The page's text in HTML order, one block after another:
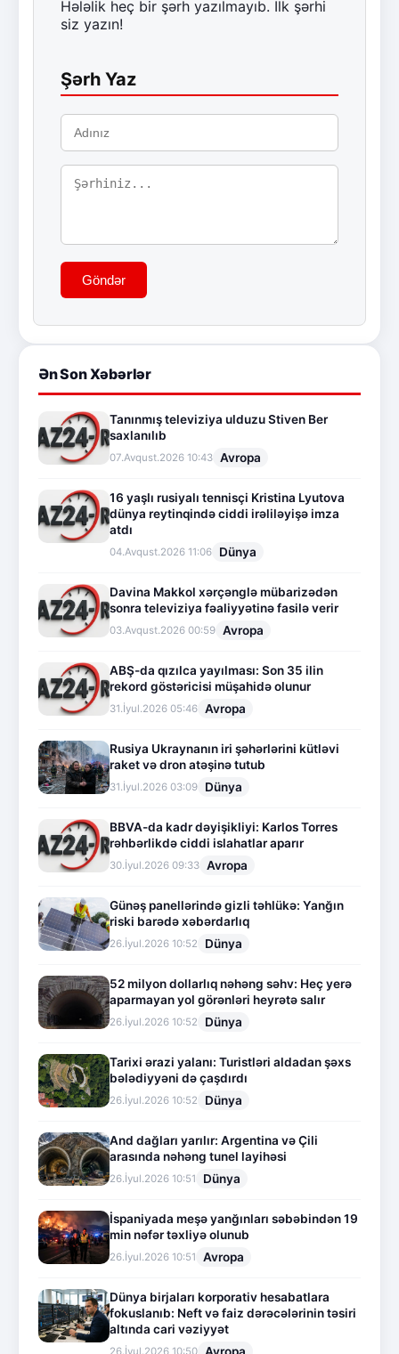
Hələlik heç bir şərh yazılmayıb. İlk şərhi
siz yazın!
Şərh Yaz
Göndər
Ən Son Xəbərlər
Tanınmış televiziya ulduzu Stiven Ber
saxlanılıb
07.Avqust.2026 10:43 Avropa
16 yaşlı rusiyalı tennisçi Kristina Lyutova
dünya reytinqində ciddi irəliləyişə imza
atdı
04.Avqust.2026 11:06 Dünya
Davina Makkol xərçənglə mübarizədən
sonra televiziya fəaliyyətinə fasilə verir
03.Avqust.2026 00:59 Avropa
ABŞ-da qızılca yayılması: Son 35 ilin
rekord göstəricisi müşahidə olunur
31.İyul.2026 05:46 Avropa
Rusiya Ukraynanın iri şəhərlərini kütləvi
raket və dron atəşinə tutub
31.İyul.2026 03:09 Dünya
BBVA-da kadr dəyişikliyi: Karlos Torres
rəhbərlikdə ciddi islahatlar aparır
30.İyul.2026 09:33 Avropa
Günəş panellərində gizli təhlükə: Yanğın
riski barədə xəbərdarlıq
26.İyul.2026 10:52 Dünya
52 milyon dollarlıq nəhəng səhv: Heç yerə
aparmayan yol görənləri heyrətə salır
26.İyul.2026 10:52 Dünya
Tarixi ərazi yalanı: Turistləri aldadan şəxs
bələdiyyəni də çaşdırdı
26.İyul.2026 10:52 Dünya
And dağları yarılır: Argentina və Çili
arasında nəhəng tunel layihəsi
26.İyul.2026 10:51 Dünya
İspaniyada meşə yanğınları səbəbindən 19
min nəfər təxliyə olunub
26.İyul.2026 10:51 Avropa
Dünya birjaları korporativ hesabatlara
fokuslanıb: Neft və faiz dərəcələrinin təsiri
altında cari vəziyyət